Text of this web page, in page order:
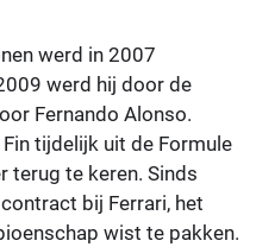
werd in 2007
werd hij door de
Fernando Alonso.
tijdelijk uit de Formule
terug te keren. Sinds
bij Ferrari, het
wist te pakken.